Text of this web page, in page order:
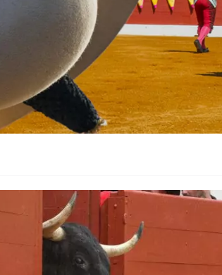
ACTUALITÉS TAURINES